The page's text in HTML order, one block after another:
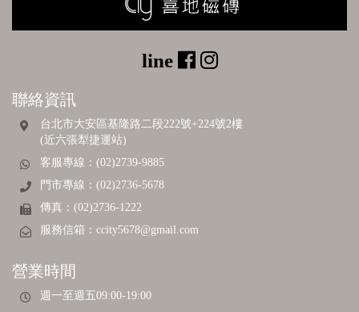
聯絡資訊
台北市大安區基隆路二段222號+224號2樓
(近六張犁捷運站)
客服專線：(02)2739-9885
門市專線：(02)2736-5678
傳真：(02)2736-1222
服務信箱： ccity5678@gmail.com
營業時間
週一至週五09:00-19:00